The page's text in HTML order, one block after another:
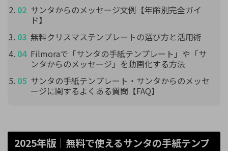
サンタからのメッセージ文例【年齢別完全ガイ
ド】
無料クリスマステンプレートの選び方と活用術
Filmoraで「サンタの手紙テンプレート」や「サ
ンタからのメッセージ」を動画化する方法
サンタの手紙テンプレート・サンタからのメッセ
ージに関するよくある質問【FAQ】
2025年版｜無料で使えるサンタの手紙テンプ